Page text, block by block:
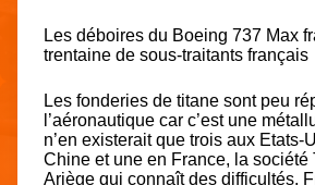
Les déboires du Boeing 737 Max
trentaine de sous-traitants français
Les fonderies de titane sont peu
l’aéronautique car c’est une
n’en existerait que trois aux Etats-
Chine et une en France, la société
Ariège qui connaît des difficultés.